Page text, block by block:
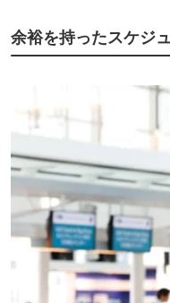
余裕を持ったスケジ